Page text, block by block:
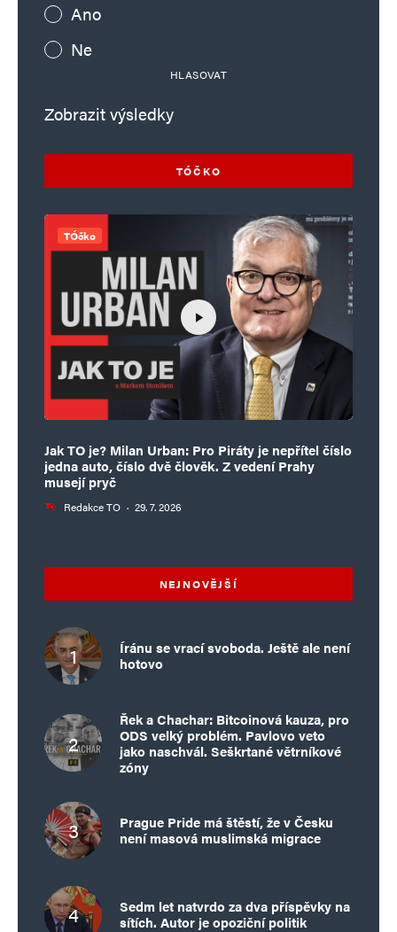
Ano
Ne
HLASOVAT
Zobrazit výsledky
TÓČKO
TÓčko
Jak TO je? Milan Urban: Pro Piráty je nepřítel číslo
jedna auto, číslo dvě člověk. Z vedení Prahy
musejí pryč
Redakce TO · 29. 7. 2026
NEJNOVĚJŠÍ
Íránu se vrací svoboda. Ještě ale není
hotovo
Řek a Chachar: Bitcoinová kauza, pro
ODS velký problém. Pavlovo veto
jako naschvál. Seškrtané větrníkové
zóny
Prague Pride má štěstí, že v Česku
není masová muslimská migrace
Sedm let natvrdo za dva příspěvky na
sítích. Autor je opoziční politik